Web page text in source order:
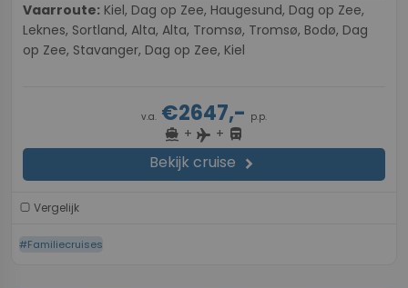
Vaarroute:
Leknes, Sortland, Alta, Alta, Tromsø, Tromsø, Bodø, Dag
op Zee, Stavanger, Dag op Zee, Kiel
v.a. €2647,- p.p.
directions_boat + flight + directions_bus
Bekijk cruise chevron_right
Vergelijk
#Familiecruises